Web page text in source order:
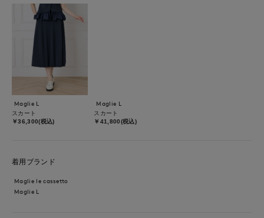
Maglie L
スカート
￥36,300(税込)
Maglie L
スカート
￥41,800(税込)
着用ブランド
Maglie le cassetto
Maglie L